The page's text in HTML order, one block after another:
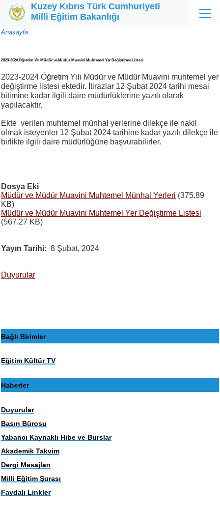
Ana içeriğe atla
Kuzey Kıbrıs Türk Cumhuriyeti
Milli Eğitim Bakanlığı
Menü
Sayfa
Anasayfa
2023-2024 Öğretim Yılı Müdür ve Müdür Muavini Muhtemel Yer Değiştirme Listesi
2023-2024 Öğretim Yılı Müdür ve Müdür Muavini muhtemel yer
değiştirme listesi ektedir. İtirazlar 12 Şubat 2024 tarihi mesai
bitimine kadar ilgili daire müdürlüklerine yazılı olarak
yapılacaktır.
Ekte verilen muhtemel münhal yerlerine dilekçe ile nakil
olmak isteyenler 12 Şubat 2024 tarihine kadar yazılı dilekçe ile
birlikte ilgili daire müdürlüğüne başvurabilirler.
Dosya Eki
Müdür ve Müdür Muavini Muhtemel Münhal Yerleri (375.89
KB)
Müdür ve Müdür Muavini Muhtemel Yer Değiştirme Listesi
(567.27 KB)
Yayın Tarihi 8 Şubat, 2024
Duyurular
Bağlı Birimler
Eğitim Kültür TV
Haberler
Duyurular
Basın Bürosu
Yabancı Kaynaklı Hibe ve Burslar
Akademik Takvim
Dergi Mesajları
Milli Eğitim Şurası
Faydalı Linkler